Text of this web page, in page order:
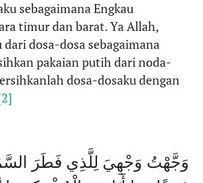
sebagaimana Engkau
timur dan barat. Ya Allah,
dosa-dosa sebagaimana
pakaian putih dari noda-
dosa-dosaku dengan
وَجَّهْتُ وَجْهِيَ لِلَّذِي فَطَرَ